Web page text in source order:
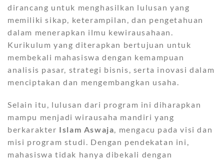
dirancang untuk menghasilkan lulusan yang
memiliki sikap, keterampilan, dan pengetahuan
dalam menerapkan ilmu kewirausahaan.
Kurikulum yang diterapkan bertujuan untuk
membekali mahasiswa dengan kemampuan
analisis pasar, strategi bisnis, serta inovasi dalam
menciptakan dan mengembangkan usaha.
Selain itu, lulusan dari program ini diharapkan
mampu menjadi wirausaha mandiri yang
berkarakter Islam Aswaja, mengacu pada visi dan
misi program studi. Dengan pendekatan ini,
mahasiswa tidak hanya dibekali dengan